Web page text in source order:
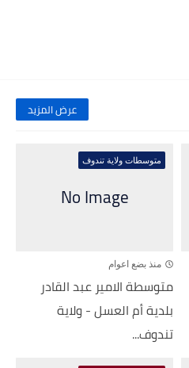
عرض المزيد
متوسطات ولاية تندوف
منذ بضع اعوام
متوسطة الامير عبد القادر
بلدية أم العسل - ولاية
تندوف...